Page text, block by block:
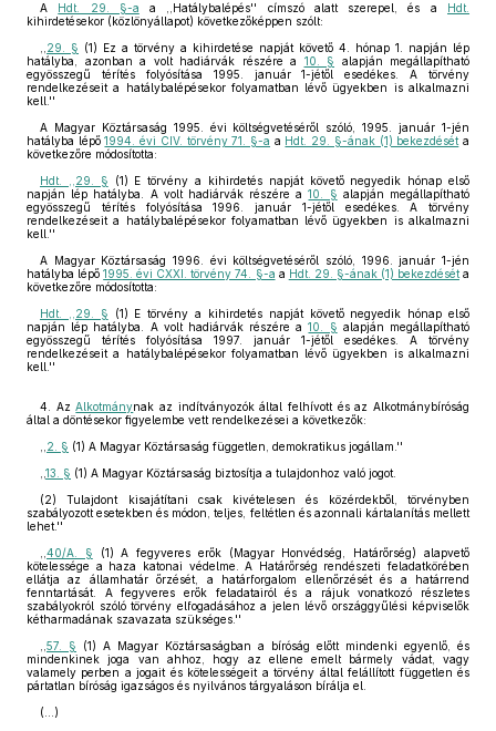
A Hdt. 29. §-a a ,,Hatálybalépés'' címszó alatt szerepel, és a Hdt.
kihirdetésekor (közlönyállapot) következőképpen szólt:
29. § (1) Ez a törvény a kihirdetése napját követő 4. hónap 1. napján lép
hatályba, azonban a volt hadiárvák részére a 10. § alapján megállapítható
egyösszegű térítés folyósítása 1995. január 1-jétől esedékes. A törvény
rendelkezéseit a hatálybalépésekor folyamatban lévő ügyekben is alkalmazni
kell.''
A Magyar Köztársaság 1995. évi költségvetéséről szóló, 1995. január 1-jén
hatályba lépő1994. évi CIV. törvény 71. §-a a Hdt. 29. §-ának (1) bekezdését a
következőre módosította:
Hdt. ,,29. § (1) E törvény a kihirdetés napját követő negyedik hónap első
napján lép hatályba. A volt hadiárvák részére a10. § alapján megállapítható
egyösszegű térítés folyósítása 1996. január 1-jétől esedékes. A törvény
rendelkezéseit a hatálybalépésekor folyamatban lévő ügyekben is alkalmazni
kell.''
A Magyar Köztársaság 1996. évi költségvetéséről szóló, 1996. január 1-jén
hatályba lépő1995. évi CXXI. törvény 74. §-a a Hdt. 29. §-ának (1) bekezdéséta
következőre módosította:
Hdt. ,,29. § (1) E törvény a kihirdetés napját követő negyedik hónap első
napján lép hatályba. A volt hadiárvák részére a10. § alapján megállapítható
egyösszegű térítés folyósítása 1997. január 1-jétől esedékes. A törvény
rendelkezéseit a hatálybalépésekor folyamatban lévő ügyekben is alkalmazni
kell.''
4. AzAlkotmánynak az indítványozók által felhívott és az Alkotmánybíróság
által a döntésekor figyelembe vett rendelkezései a következők:
2. § (1) A Magyar Köztársaság független, demokratikus jogállam.''
13. § (1) A Magyar Köztársaság biztosítja a tulajdonhoz való jogot.
(2) Tulajdont kisajátítani csak kivételesen és közérdekből, törvényben
szabályozott esetekben és módon, teljes, feltétlen és azonnali kártalanítás mellett
lehet.''
40/A. § (1) A fegyveres erők (Magyar Honvédség, Határőrség) alapvető
kötelessége a haza katonai védelme. A Határőrség rendészeti feladatkörében
ellátja az államhatár őrzését, a határforgalom ellenőrzését és a határrend
fenntartását. A fegyveres erők feladatairól és a rájuk vonatkozó részletes
szabályokról szóló törvény elfogadásához a jelen lévő országgyűlési képviselők
kétharmadának szavazata szükséges.''
57. § (1) A Magyar Köztársaságban a bíróság előtt mindenki egyenlő, és
mindenkinek joga van ahhoz, hogy az ellene emelt bármely vádat, vagy
valamely perben a jogait és kötelességeit a törvény által felállított független és
pártatlan bíróság igazságos és nyilvános tárgyaláson bírálja el.
(…)